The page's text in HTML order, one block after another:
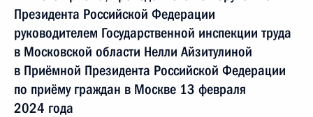
Президента Российской Федерации
руководителем Государственной инспекции труда
в Московской области Нелли Айзитулиной
в Приёмной Президента Российской Федерации
по приёму граждан в Москве 13 февраля
2024 года